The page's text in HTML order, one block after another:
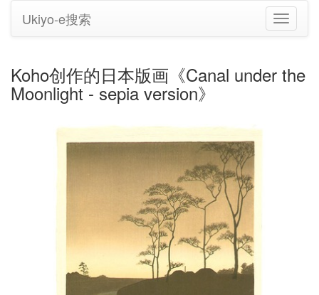
切
换
Ukiyo-e搜索
Koho创作的日本版画《Canal under the
Moonlight - sepia version》